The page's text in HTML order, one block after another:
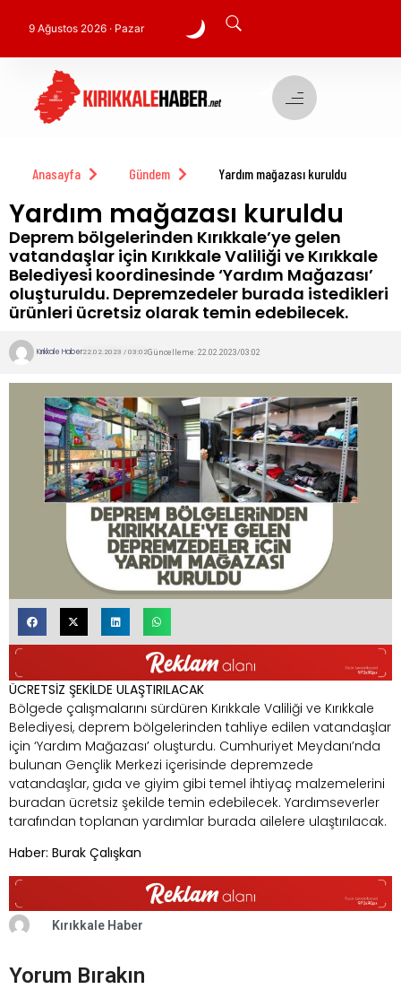
9 Ağustos 2026 · Pazar
Anasayfa Gündem Yardım mağazası kuruldu
Yardım mağazası kuruldu
Deprem bölgelerinden Kırıkkale’ye gelen
vatandaşlar için Kırıkkale Valiliği ve Kırıkkale
Belediyesi koordinesinde ‘Yardım Mağazası’
oluşturuldu. Depremzedeler burada istedikleri
ürünleri ücretsiz olarak temin edebilecek.
Kırıkkale Haber22.02.2023 / 03:02Güncelleme: 22.02.2023/03:02
ÜCRETSİZ ŞEKİLDE ULAŞTIRILACAK
Bölgede çalışmalarını sürdüren Kırıkkale Valiliği ve Kırıkkale
Belediyesi, deprem bölgelerinden tahliye edilen vatandaşlar
için ‘Yardım Mağazası’ oluşturdu. Cumhuriyet Meydanı’nda
bulunan Gençlik Merkezi içerisinde depremzede
vatandaşlar, gıda ve giyim gibi temel ihtiyaç malzemelerini
buradan ücretsiz şekilde temin edebilecek. Yardımseverler
tarafından toplanan yardımlar burada ailelere ulaştırılacak.
Haber: Burak Çalışkan
Kırıkkale Haber
Yorum Bırakın